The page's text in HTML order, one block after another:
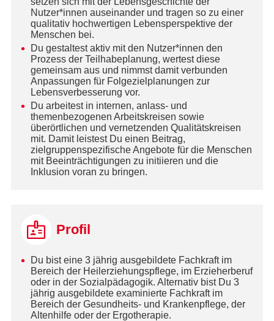
Nutzer*innen auseinander und tragen so zu einer
qualitativ hochwertigen Lebensperspektive der
Menschen bei.
Du gestaltest aktiv mit den Nutzer*innen den
Prozess der Teilhabeplanung, wertest diese
gemeinsam aus und nimmst damit verbunden
Anpassungen für Folgezielplanungen zur
Lebensverbesserung vor.
Du arbeitest in internen, anlass- und
themenbezogenen Arbeitskreisen sowie
überörtlichen und vernetzenden Qualitätskreisen
mit. Damit leistest Du einen Beitrag,
zielgruppenspezifische Angebote für die Menschen
mit Beeinträchtigungen zu initiieren und die
Inklusion voran zu bringen.
Profil
Du bist eine 3 jährig ausgebildete Fachkraft im
Bereich der Heilerziehungspflege, im Erzieherberuf
oder in der Sozialpädagogik. Alternativ bist Du 3
jährig ausgebildete examinierte Fachkraft im
Bereich der Gesundheits- und Krankenpflege, der
Altenhilfe oder der Ergotherapie.